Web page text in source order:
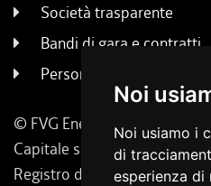
Noi
Noi usiamo i
di
esperienza di
Società trasparente
Bandi di gara e contratti
Persone e uffici
© FVG Energia S.p.A. - Tutti i
Capitale sociale 130.000 €
Registro delle Imprese di